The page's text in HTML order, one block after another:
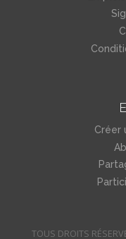
Créer
TOUS DROITS